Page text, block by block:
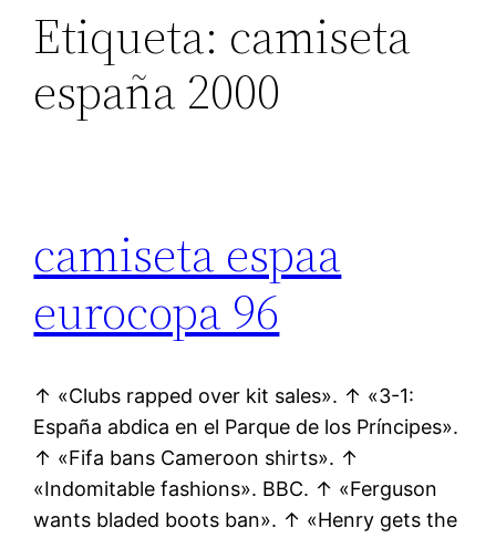
Etiqueta: camiseta
españa 2000
camiseta espaa
eurocopa 96
↑ «Clubs rapped over kit sales». ↑ «3-1:
España abdica en el Parque de los Príncipes».
↑ «Fifa bans Cameroon shirts». ↑
«Indomitable fashions». BBC. ↑ «Ferguson
wants bladed boots ban». ↑ «Henry gets the